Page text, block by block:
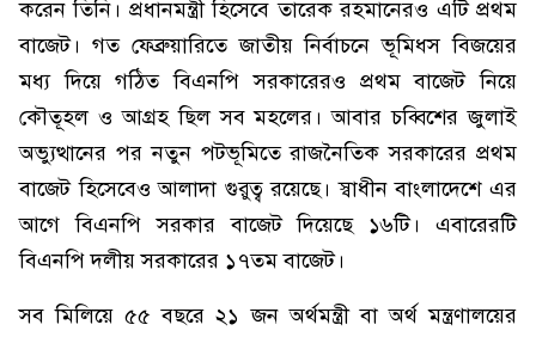
করেন তিনি। প্রধানমন্ত্রী হিসেবে তারেক রহমানেরও এটি প্রথম
বাজেট। গত ফেব্রুয়ারিতে জাতীয় নির্বাচনে ভূমিধস বিজয়ের
মধ্য দিয়ে গঠিত বিএনপি সরকারেরও প্রথম বাজেট নিয়ে
কৌতূহল ও আগ্রহ ছিল সব মহলের। আবার চব্বিশের জুলাই
অভ্যুত্থানের পর নতুন পটভূমিতে রাজনৈতিক সরকারের প্রথম
বাজেট হিসেবেও আলাদা গুরুত্ব রয়েছে। স্বাধীন বাংলাদেশে এর
আগে বিএনপি সরকার বাজেট দিয়েছে ১৬টি। এবারেরটি
বিএনপি দলীয় সরকারের ১৭তম বাজেট।
সব মিলিয়ে ৫৫ বছরে ২১ জন অর্থমন্ত্রী বা অর্থ মন্ত্রণালয়ের